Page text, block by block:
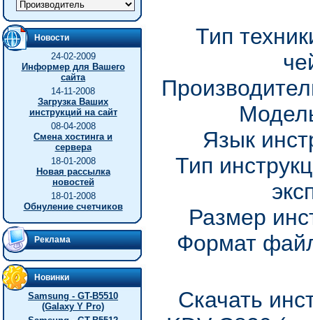
Новости
24-02-2009
Информер для Вашего
сайта
14-11-2008
Загрузка Ваших
инструкций на сайт
08-04-2008
Смена хостинга и
сервера
18-01-2008
Новая рассылка
новостей
18-01-2008
Обнуление счетчиков
Реклама
Новинки
Samsung - GT-B5510
(Galaxy Y Pro)
Тип
Язык
Тип
Размер
Формат
Скачать